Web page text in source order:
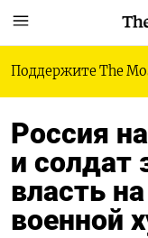
Поддержите The
Россия
и солдат
власть
военной